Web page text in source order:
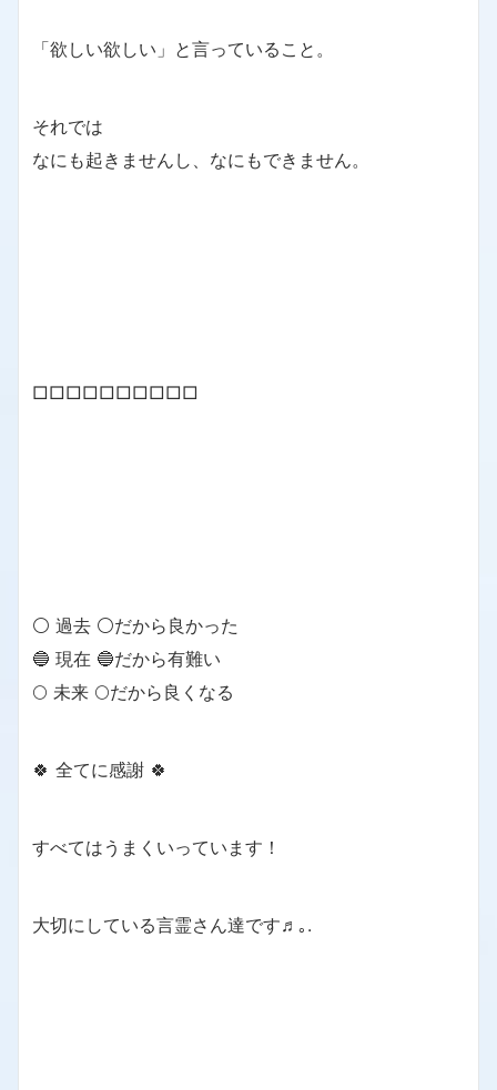
「欲しい欲しい」と言っていること。
それでは
なにも起きませんし、なにもできません。
□□□□□□□□□□
⚪ 過去 ⚪だから良かった
🔵 現在 🔵だから有難い
🌕 未来 🌕だから良くなる
🍀 全てに感謝 🍀
すべてはうまくいっています！
大切にしている言霊さん達です♬｡.